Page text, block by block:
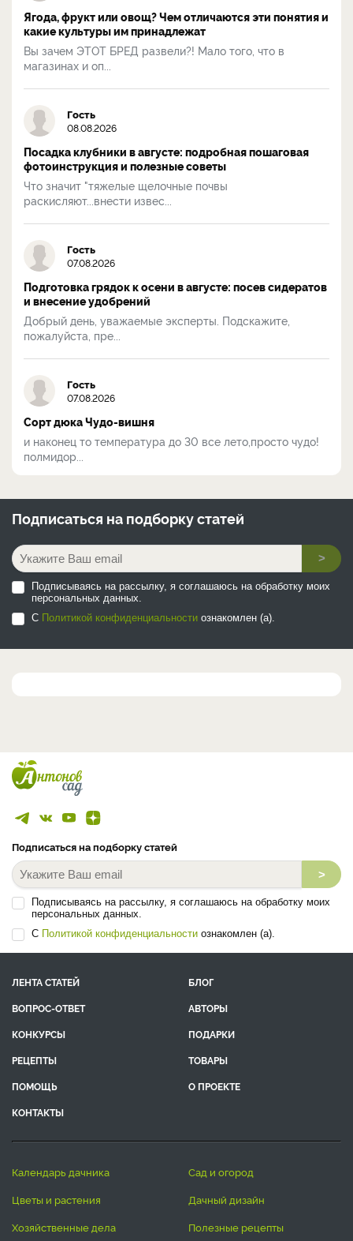
Ягода, фрукт или овощ? Чем отличаются эти понятия и
какие культуры им принадлежат
Вы зачем ЭТОТ БРЕД развели?! Мало того, что в
магазинах и оп...
Гость
08.08.2026
Посадка клубники в августе: подробная пошаговая
фотоинструкция и полезные советы
Что значит "тяжелые щелочные почвы
раскисляют...внести извес...
Гость
07.08.2026
Подготовка грядок к осени в августе: посев сидератов
и внесение удобрений
Добрый день, уважаемые эксперты. Подскажите,
пожалуйста, пре...
Гость
07.08.2026
Сорт дюка Чудо-вишня
и наконец то температура до 30 все лето,просто чудо!
полмидор...
Подписаться на подборку статей
>
Подписываясь на рассылку, я соглашаюсь на обработку моих
персональных данных.
С Политикой конфиденциальности ознакомлен (а).
Подписаться на подборку статей
>
Подписываясь на рассылку, я соглашаюсь на обработку моих
персональных данных.
С Политикой конфиденциальности ознакомлен (а).
ЛЕНТА СТАТЕЙ
БЛОГ
ВОПРОС-ОТВЕТ
АВТОРЫ
КОНКУРСЫ
ПОДАРКИ
РЕЦЕПТЫ
ТОВАРЫ
ПОМОЩЬ
О ПРОЕКТЕ
КОНТАКТЫ
календарь дачника
сад и огород
цветы и растения
дачный дизайн
хозяйственные дела
полезные рецепты